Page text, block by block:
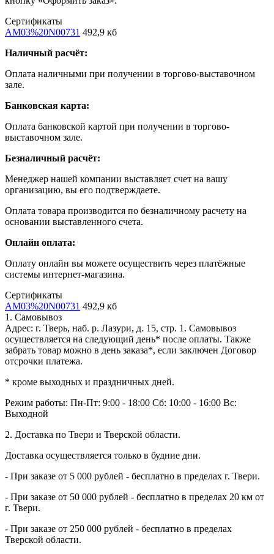
Сертификаты
AM03%20N00731 492,9 кб
Наличный расчёт:
Оплата наличными при получении в торгово-выставочном
зале.
Банковская карта:
Оплата банковской картой при получении в торгово-
выставочном зале.
Безналичный расчёт:
Менеджер нашей компании выставляет счет на вашу
организацию, вы его подтверждаете.
Оплата товара производится по безналичному расчету на
основании выставленного счета.
Онлайн оплата:
Оплату онлайн вы можете осуществить через платёжные
системы интернет-магазина.
Сертификаты
AM03%20N00731 492,9 кб
1. Самовывоз
Адрес: г. Тверь, наб. р. Лазури, д. 15, стр. 1. Самовывоз
осуществляется на следующий день* после оплаты. Также
забрать товар можно в день заказа*, если заключен Договор
отсрочки платежа.
* кроме выходных и праздничных дней.
Режим работы: Пн-Пт: 9:00 - 18:00 Сб: 10:00 - 16:00 Вс:
Выходной
2. Доставка по Твери и Тверской области.
Доставка осуществляется только в будние дни.
- При заказе от 5 000 рублей - бесплатно в пределах г. Твери.
- При заказе от 50 000 рублей - бесплатно в пределах 20 км от
г. Твери.
- При заказе от 250 000 рублей - бесплатно в пределах
Тверской области.